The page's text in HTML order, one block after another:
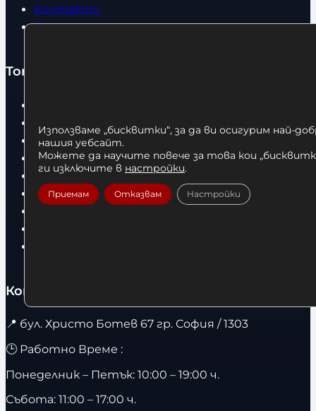
Контакти
Статии
Топ категории
Боксови ръкавици
Дрехи
Детски дрехи
Суичъри
Контакти
📍 бул. Христо Ботев 67 гр. София / 1303
🕒 Работно Време :
Понеделник – Петък: 10:00 – 19:00 ч.
Събота: 11:00 – 17:00 ч.
Използваме „бисквитки“, за да ви осигурим най-
нашия уебсайт.
Можете да научите повече за това кои
ги изключите в настройки.
Приемам Отказвам Настройки